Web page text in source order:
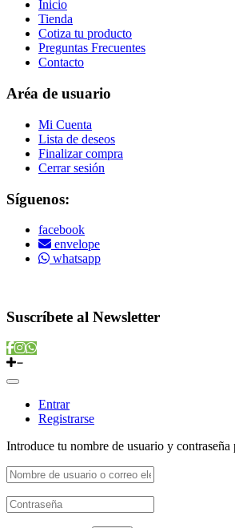
Inicio
Tienda
Cotiza tu producto
Preguntas Frecuentes
Contacto
Aréa de usuario
Mi Cuenta
Lista de deseos
Finalizar compra
Cerrar sesión
Síguenos:
facebook
envelope
whatsapp
Suscríbete al Newsletter
Entrar
Registrarse
Introduce tu nombre de usuario y contraseña